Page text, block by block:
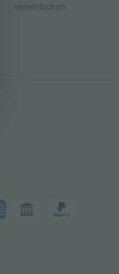
vereinbaren